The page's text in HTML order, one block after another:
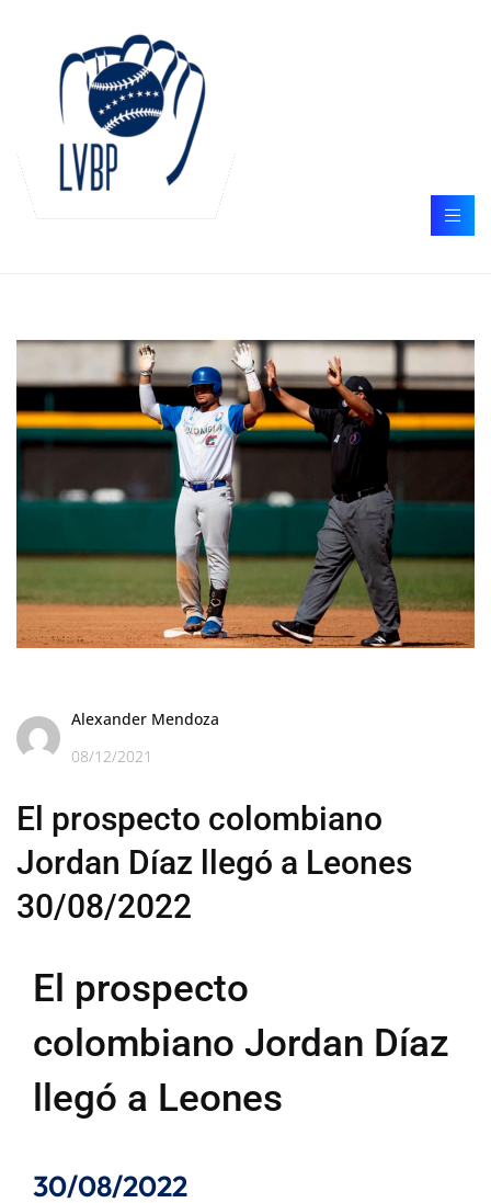
Alexander Mendoza
08/12/2021
El prospecto colombiano
Jordan Díaz llegó a Leones
30/08/2022
El prospecto
colombiano Jordan Díaz
llegó a Leones
30/08/2022